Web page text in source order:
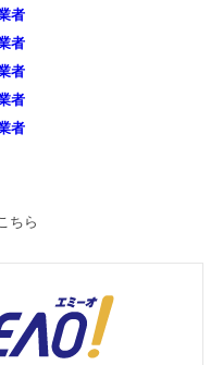
者
者
者
者
者
ちら